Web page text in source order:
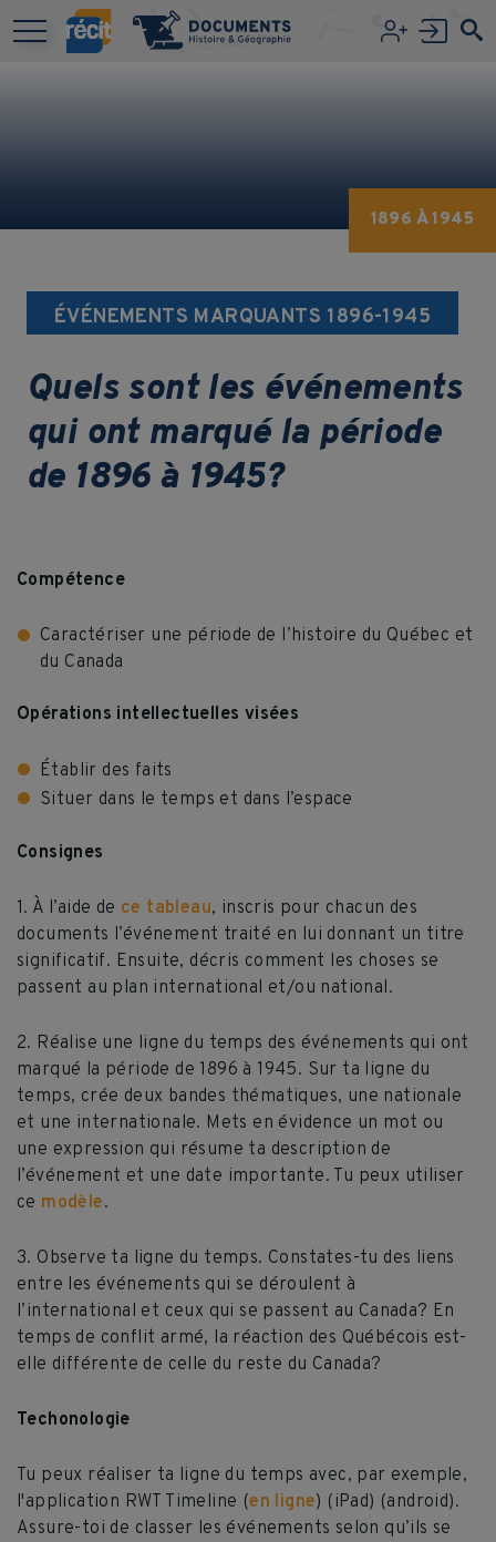
Aller au contenu principal
ÉVÉNEMENTS MARQUANTS 1896-1945
Quels sont les événements
qui ont marqué la période
de 1896 à 1945?
1896 À 1945
Compétence
Caractériser une période de l’histoire du Québec et
du Canada
Opérations intellectuelles visées
Établir des faits
Situer dans le temps et dans l’espace
Consignes
1. À l’aide de ce tableau, inscris pour chacun des
documents l’événement traité en lui donnant un titre
significatif. Ensuite, décris comment les choses se
passent au plan international et/ou national.
2. Réalise une ligne du temps des événements qui ont
marqué la période de 1896 à 1945. Sur ta ligne du
temps, crée deux bandes thématiques, une nationale
et une internationale. Mets en évidence un mot ou
une expression qui résume ta description de
l’événement et une date importante. Tu peux utiliser
ce modèle.
3. Observe ta ligne du temps. Constates-tu des liens
entre les événements qui se déroulent à
l’international et ceux qui se passent au Canada? En
temps de conflit armé, la réaction des Québécois est-
elle différente de celle du reste du Canada?
Techonologie
Tu peux réaliser ta ligne du temps avec, par exemple,
l'application RWT Timeline (en ligne) (iPad) (android).
Assure-toi de classer les événements selon qu’ils se